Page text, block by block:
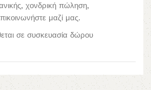
χονδρική πώληση,
μαζί μας.
σε συσκευασία δώρου